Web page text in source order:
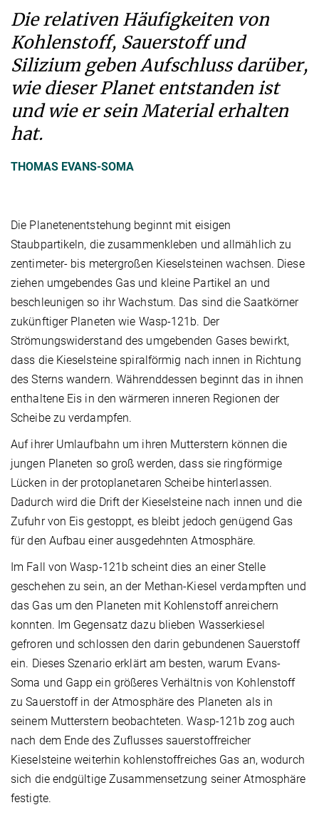
Die relativen Häufigkeiten von
Kohlenstoff, Sauerstoff und
Silizium geben Aufschluss darüber,
wie dieser Planet entstanden ist
und wie er sein Material erhalten
hat.
THOMAS EVANS-SOMA
Die Planetenentstehung beginnt mit eisigen
Staubpartikeln, die zusammenkleben und allmählich zu
zentimeter- bis metergroßen Kieselsteinen wachsen. Diese
ziehen umgebendes Gas und kleine Partikel an und
beschleunigen so ihr Wachstum. Das sind die Saatkörner
zukünftiger Planeten wie Wasp-121b. Der
Strömungswiderstand des umgebenden Gases bewirkt,
dass die Kieselsteine spiralförmig nach innen in Richtung
des Sterns wandern. Währenddessen beginnt das in ihnen
enthaltene Eis in den wärmeren inneren Regionen der
Scheibe zu verdampfen.
Auf ihrer Umlaufbahn um ihren Mutterstern können die
jungen Planeten so groß werden, dass sie ringförmige
Lücken in der protoplanetaren Scheibe hinterlassen.
Dadurch wird die Drift der Kieselsteine nach innen und die
Zufuhr von Eis gestoppt, es bleibt jedoch genügend Gas
für den Aufbau einer ausgedehnten Atmosphäre.
Im Fall von Wasp-121b scheint dies an einer Stelle
geschehen zu sein, an der Methan-Kiesel verdampften und
das Gas um den Planeten mit Kohlenstoff anreichern
konnten. Im Gegensatz dazu blieben Wasserkiesel
gefroren und schlossen den darin gebundenen Sauerstoff
ein. Dieses Szenario erklärt am besten, warum Evans-
Soma und Gapp ein größeres Verhältnis von Kohlenstoff
zu Sauerstoff in der Atmosphäre des Planeten als in
seinem Mutterstern beobachteten. Wasp-121b zog auch
nach dem Ende des Zuflusses sauerstoffreicher
Kieselsteine weiterhin kohlenstoffreiches Gas an, wodurch
sich die endgültige Zusammensetzung seiner Atmosphäre
festigte.